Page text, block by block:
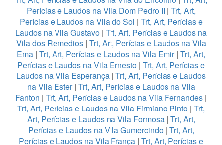
Perícias e Laudos na Vila Dom Pedro II | Trt, Art,
Perícias e Laudos na Vila do Sol | Trt, Art, Perícias e
Laudos na Vila Gustavo | Trt, Art, Perícias e Laudos na
Vila dos Remedios| Trt, Art, Perícias e Laudos na Vila
Ema | Trt, Art, Perícias e Laudos na Vila Emir| Trt, Art,
Perícias e Laudos na Vila Ernesto | Trt, Art, Perícias e
Laudos na Vila Esperança | Trt, Art, Perícias e Laudos
na Vila Ester| Trt, Art, Perícias e Laudos na Vila
Fanton | Trt, Art, Perícias e Laudos na Vila Fernandes |
Trt, Art, Perícias e Laudos na Vila Firmiano Pinto | Trt,
Art, Perícias e Laudos na Vila Formosa| Trt, Art,
Perícias e Laudos na Vila Gumercindo| Trt, Art,
Perícias e Laudos na Vila França | Trt, Art, Perícias e